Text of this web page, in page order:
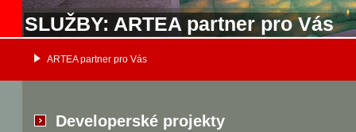
SLUŽBY: ARTEA partner pro Vás
ARTEA partner pro Vás
Developerské projekty